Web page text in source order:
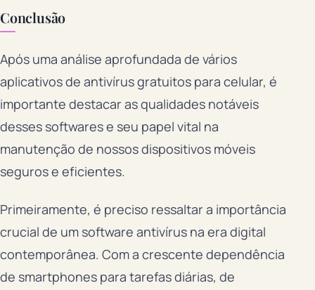
Conclusão
Após uma análise aprofundada de vários
aplicativos de antivírus gratuitos para celular, é
importante destacar as qualidades notáveis
desses softwares e seu papel vital na
manutenção de nossos dispositivos móveis
seguros e eficientes.
Primeiramente, é preciso ressaltar a importância
crucial de um software antivírus na era digital
contemporânea. Com a crescente dependência
de smartphones para tarefas diárias, de